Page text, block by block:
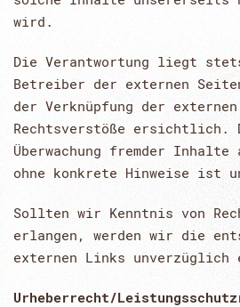
wird.
Die Verantwortung liegt
Betreiber der externen
der Verknüpfung der
Rechtsverstöße ersichtlich.
Überwachung fremder Inhalte
ohne konkrete Hinweise ist
Sollten wir Kenntnis von
erlangen, werden wir die
externen Links unverzüglich
Urheberrecht/